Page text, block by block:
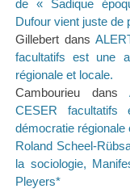
de « Sadique
Dufour vient juste de
Gillebert dans
facultatifs est une
régionale et locale.
Cambourieu dans
CESER
démocratie régionale
Roland Scheel-
la sociologie,
Pleyers*